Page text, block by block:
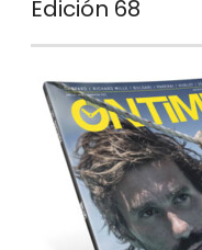
Edición 68